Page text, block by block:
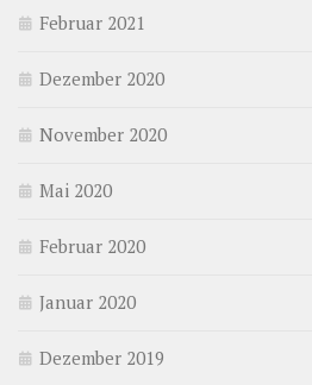
Februar 2021
Dezember 2020
November 2020
Mai 2020
Februar 2020
Januar 2020
Dezember 2019